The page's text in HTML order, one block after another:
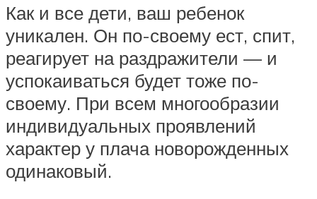
Как и все дети, ваш ребенок
уникален. Он по-своему ест, спит,
реагирует на раздражители — и
успокаиваться будет тоже по-
своему. При всем многообразии
индивидуальных проявлений
характер у плача новорожденных
одинаковый.